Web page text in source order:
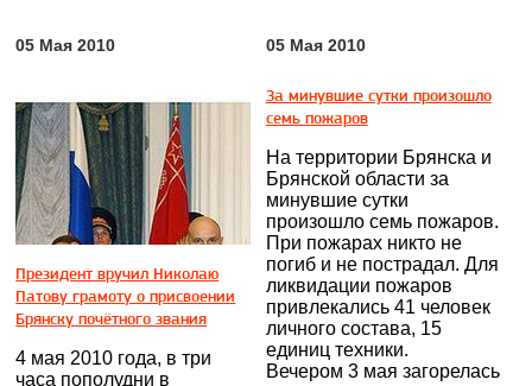
05 Мая 2010
Президент вручил Николаю
Патову грамоту о присвоении
Брянску почётного звания
4 мая 2010 года, в три
часа пополудни в
05 Мая 2010
За минувшие сутки произошло
семь пожаров
На территории Брянска и
Брянской области за
минувшие сутки
произошло семь пожаров.
При пожарах никто не
погиб и не пострадал. Для
ликвидации пожаров
привлекались 41 человек
личного состава, 15
единиц техники.
Вечером 3 мая загорелась